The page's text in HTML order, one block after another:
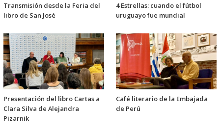
Transmisión desde la Feria del
libro de San José
4 Estrellas: cuando el fútbol
uruguayo fue mundial
Presentación del libro Cartas a
Clara Silva de Alejandra
Pizarnik
Café literario de la Embajada
de Perú